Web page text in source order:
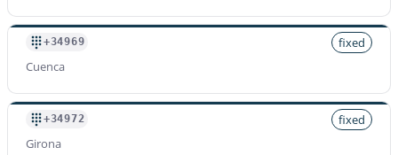
+34969
fixed
Cuenca
+34972
fixed
Girona